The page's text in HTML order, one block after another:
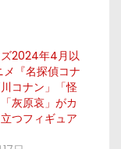
2024年4月以
『名探偵コナ
コナン」「怪
灰原哀」がカ
つフィギュア